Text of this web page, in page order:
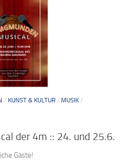
/ KUNST & KULTUR / MUSIK /
der 4m :: 24. und 25.6.
Gäste!